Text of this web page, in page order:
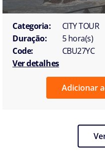
Categoria:
CITY TOUR
Duração:
5 hora(s)
Code:
CBU27YC
Ver detalhes
Adicionar